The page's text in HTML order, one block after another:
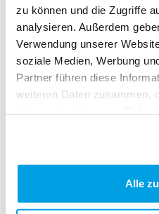
zu können und die Zugriffe
analysieren. Außerdem
Verwendung unserer
soziale Medien, Werbung
Partner führen diese
weiteren Daten zusammen,
Alle